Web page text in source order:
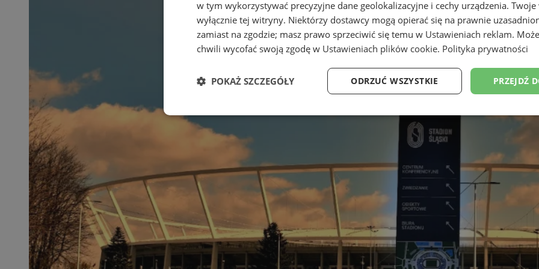
w tym wykorzystywać precyzyjne dane geolokalizacyjne i cechy urządzenia.
wyłącznie tej witryny. Niektórzy dostawcy mogą opierać się na prawnie
zamiast na zgodzie; masz prawo sprzeciwić się temu w Ustawieniach reklam.
chwili wycofać swoją zgodę w Ustawieniach plików cookie. Polityka prywatności
PRZEJDŹ
ODRZUĆ WSZYSTKIE
POKAŻ SZCZEGÓŁY
Niezbędne Wydajność Targetowanie Funkcjonalność
Niezbędne Wydajność Targetowanie Funkcjonalność
Niezbędne pliki cookie umożliwiają korzystanie z podstawowych funkcji strony internetowej, takich jak
zarządzanie kontem. Bez niezbędnych plików cookie nie można prawidłowo korzystać ze strony
Domena
Okres
przechowywania
Opis